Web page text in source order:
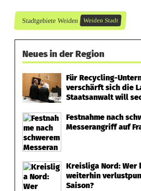
Stadtgebiete Weiden Weiden Stadt
Neues in der Region
Für Recycling-
verschärft sich die
Staatsanwalt will
Festnahme nach
Messerangriff auf
Kreisliga Nord: Wer
weiterhin
Saison?